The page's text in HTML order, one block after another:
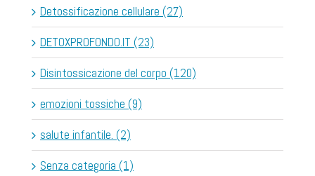
Detossificazione cellulare (27)
DETOXPROFONDO.IT (23)
Disintossicazione del corpo (120)
emozioni tossiche (9)
salute infantile. (2)
Senza categoria (1)